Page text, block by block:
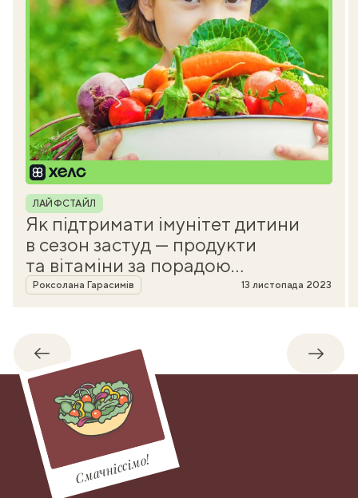
Рубрика
ЛАЙФСТАЙЛ
Як підтримати імунітет дитини
в сезон застуд — продукти
та вітаміни за порадою
нутриціолога
Автор
Роксолана Гарасимів 13 листопада 2023
Назад
Смачніссімо!